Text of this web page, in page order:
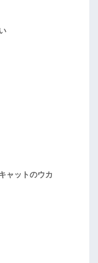
ャットのウカ